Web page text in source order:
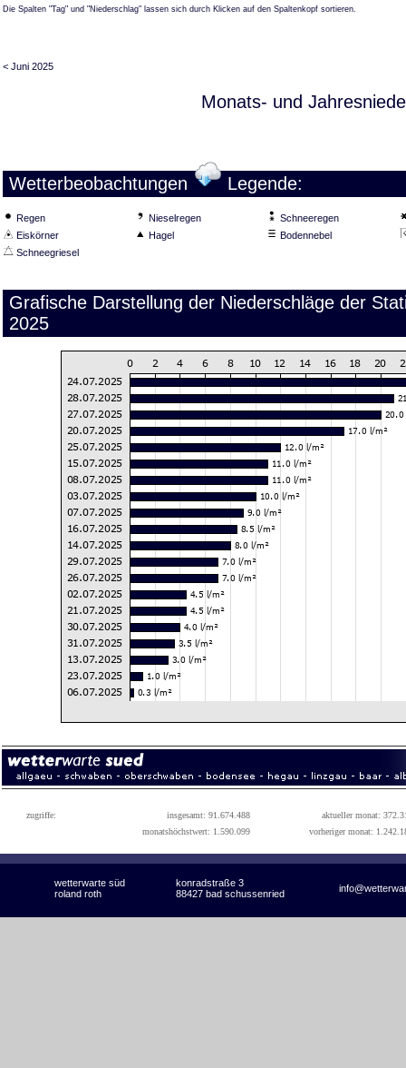
Die Spalten "Tag" und "Niederschlag" lassen sich durch Klicken auf den Spaltenkopf sortieren.
< Juni 2025
Monats- und
Wetterbeobachtungen Legende:
Regen Nieselregen
Schneeregen
Eiskörner
Hagel
Bodennebel
Schneegriesel
Grafische Darstellung der Niederschläge der
2025
zugriffe: insgesamt: 91.674.488
aktueller monat:
monatshöchstwert: 1.590.099
vorheriger monat:
wetterwarte süd konradstraße 3
roland roth 88427 bad schussenried